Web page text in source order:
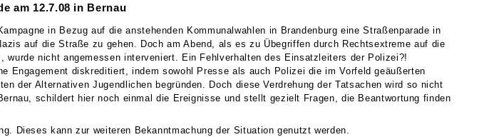
am 12.7.08 in Bernau
in Bezug auf die anstehenden Kommunalwahlen in Brandenburg eine Straßenparade in
auf die Straße zu gehen. Doch am Abend, als es zu Übegriffen durch Rechtsextreme auf die
wurde nicht angemessen interveniert. Ein Fehlverhalten des Einsatzleiters der Polizei?!
Engagement diskreditiert, indem sowohl Presse als auch Polizei die im Vorfeld geäußerten
der Alternativen Jugendlichen begründen. Doch diese Verdrehung der Tatsachen wird so nicht
schildert hier noch einmal die Ereignisse und stellt gezielt Fragen, die Beantwortung finden
Dieses kann zur weiteren Bekanntmachung der Situation genutzt werden.